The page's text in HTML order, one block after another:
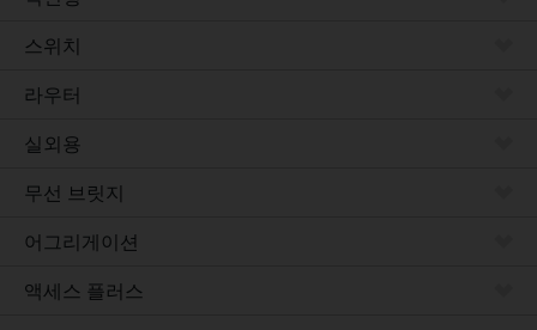
스위치
라우터
실외용
무선 브릿지
어그리게이션
액세스 플러스